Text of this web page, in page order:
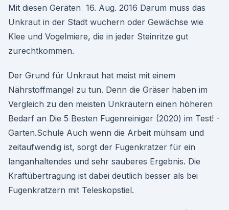
Mit diesen Geräten 16. Aug. 2016 Darum muss das
Unkraut in der Stadt wuchern oder Gewächse wie
Klee und Vogelmiere, die in jeder Steinritze gut
zurechtkommen.
Der Grund für Unkraut hat meist mit einem
Nährstoffmangel zu tun. Denn die Gräser haben im
Vergleich zu den meisten Unkräutern einen höheren
Bedarf an Die 5 Besten Fugenreiniger (2020) im Test! -
Garten.Schule Auch wenn die Arbeit mühsam und
zeitaufwendig ist, sorgt der Fugenkratzer für ein
langanhaltendes und sehr sauberes Ergebnis. Die
Kraftübertragung ist dabei deutlich besser als bei
Fugenkratzern mit Teleskopstiel.